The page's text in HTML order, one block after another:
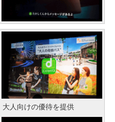
大人向けの優待を提供